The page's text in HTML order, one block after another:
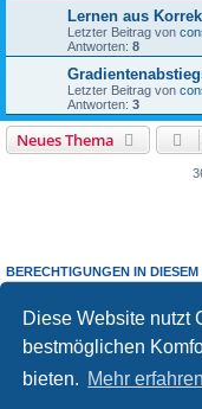
Diese Website nutzt
bestmöglichen
bieten. Mehr erfahren
Lernen aus
Letzter Beitrag von
Antworten: 8
Letzter Beitrag von
Antworten: 3
Neues Thema
BERECHTIGUNGEN IN
Du darfst
keine Antworten zu
Du darfst deine Beiträge in
Du darfst deine Beiträge in
keine